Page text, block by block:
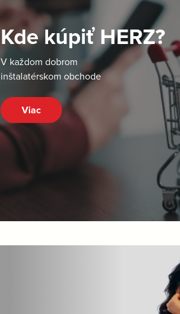
Kde kúpiť HERZ?
V každom dobrom
inštalatérskom obchode
Viac